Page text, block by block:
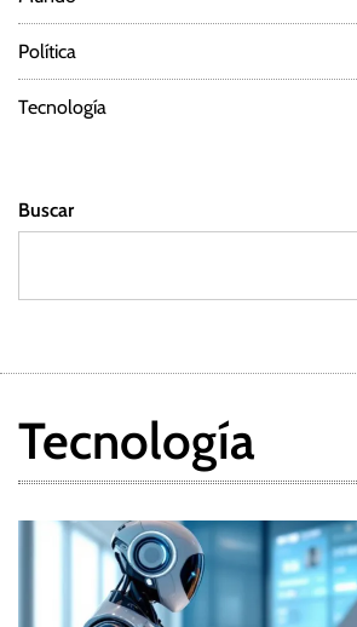
Política
Tecnología
Buscar
Tecnología